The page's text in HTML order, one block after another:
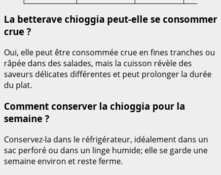
La betterave chioggia peut-elle se consommer
crue ?
Oui, elle peut être consommée crue en fines tranches ou
râpée dans des salades, mais la cuisson révèle des
saveurs délicates différentes et peut prolonger la durée
du plat.
Comment conserver la chioggia pour la
semaine ?
Conservez-la dans le réfrigérateur, idéalement dans un
sac perforé ou dans un linge humide; elle se garde une
semaine environ et reste ferme.